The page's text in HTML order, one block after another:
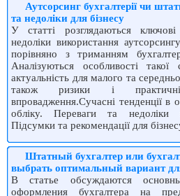
Аутсорсинг бухгалтерії чи
та недоліки для бізнесу
У статті розглядаються
недоліки використання
порівняно з триманням
Аналізуються особливості такої
актуальність для малого та
також ризики і
впровадження.Сучасні тенденції в
обліку. Переваги та недоліки
Підсумки та рекомендації для
Штатный бухгалтер или
выбрать оптимальный вариант
В статье обсуждаются
оформления бухгалтера на